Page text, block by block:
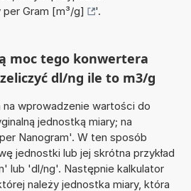
Gram [m³/g]
'.
moc tego konwertera
dl/ng ile to m3/g
na wprowadzenie wartości do
jednostką miary; na
Nanogram'. W ten sposób
jednostki lub jej skrótna przykład
lub 'dl/ng'. Następnie kalkulator
należy jednostka miary, która